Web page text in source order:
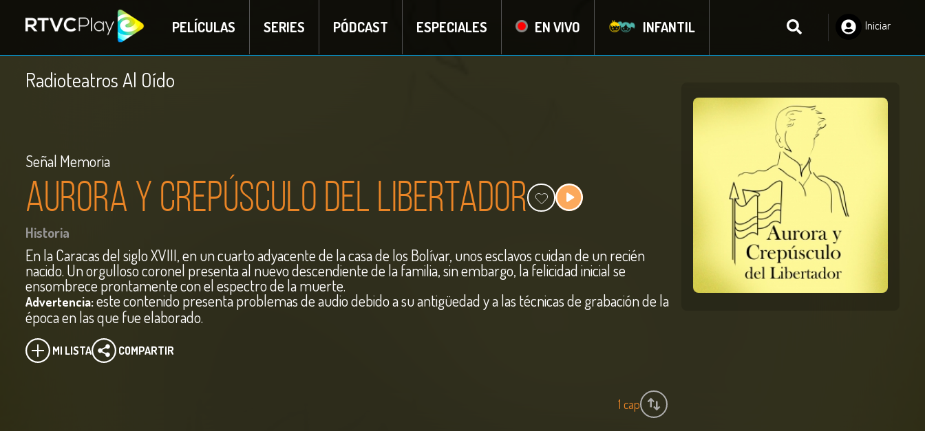
PELÍCULAS SERIES PÓDCAST ESPECIALES EN VIVO INFANTIL
Iniciar
Radioteatros Al Oído
Señal Memoria
Aurora y crepúsculo del Libertador
Historia
En la Caracas del siglo XVIII, en un cuarto adyacente de la casa de los Bolívar, unos esclavos cuidan de un recién
nacido. Un orgulloso coronel presenta al nuevo descendiente de la familia, sin embargo, la felicidad inicial se
ensombrece prontamente con el espectro de la muerte.
Advertencia:este contenido presenta problemas de audio debido a su antigüedad y a las técnicas de grabación de la
época en las que fue elaborado.
MI LISTA COMPARTIR
1 cap